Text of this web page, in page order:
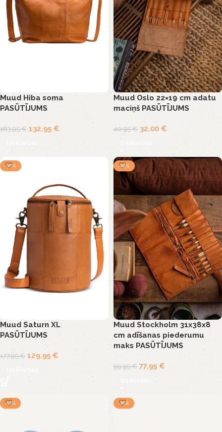
Muud Hiba soma
PASŪTĪJUMS
163,95€ 132,95 €
Izvēlieties
Muud Oslo 22×19 cm adatu
maciņš PASŪTĪJUMS
40,95€ 32,00 €
Izvēlieties
-27%
Muud Saturn XL
PASŪTĪJUMS
177,95€ 129,95 €
Izvēlieties
-22%
Muud Stockholm 31x38x8
cm adīšanas piederumu
maks PASŪTĪJUMS
99,95€ 77,95 €
Izvēlieties
-17% -21%